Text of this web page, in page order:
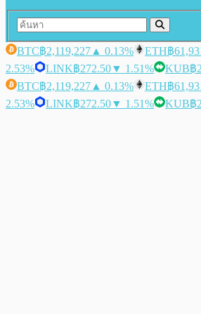
BTC฿2,119,227 ▲ 0.13% ETH฿
2.53%
LINK฿272.50▼ 1.51% KUB฿
BTC฿2,119,227 ▲ 0.13% ETH฿
2.53%
LINK฿272.50▼ 1.51% KUB฿